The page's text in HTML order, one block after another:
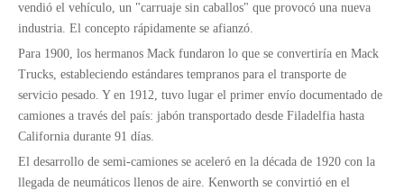
vendió el vehículo, un "carruaje sin caballos" que provocó una nueva
industria. El concepto rápidamente se afianzó.
Para 1900, los hermanos Mack fundaron lo que se convertiría en Mack
Trucks, estableciendo estándares tempranos para el transporte de
servicio pesado. Y en 1912, tuvo lugar el primer envío documentado de
camiones a través del país: jabón transportado desde Filadelfia hasta
California durante 91 días.
El desarrollo de semi-camiones se aceleró en la década de 1920 con la
llegada de neumáticos llenos de aire. Kenworth se convirtió en el